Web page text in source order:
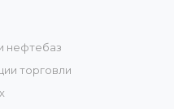
нефтебаз
торговли